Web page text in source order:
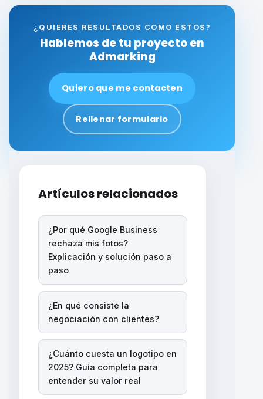
¿QUIERES RESULTADOS COMO ESTOS?
Hablemos de tu proyecto en
Admarking
Quiero que me contacten
Rellenar formulario
Artículos relacionados
¿Por qué Google Business
rechaza mis fotos?
Explicación y solución paso a
paso
¿En qué consiste la
negociación con clientes?
¿Cuánto cuesta un logotipo en
2025? Guía completa para
entender su valor real